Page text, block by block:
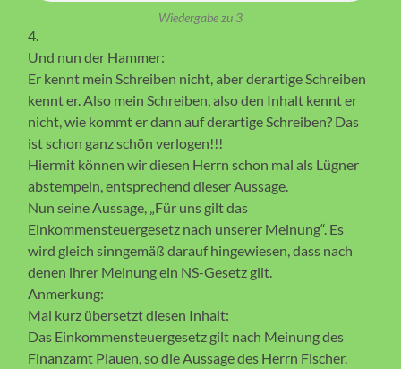
Wiedergabe zu 3
4.
Und nun der Hammer:
Er kennt mein Schreiben nicht, aber derartige Schreiben
kennt er. Also mein Schreiben, also den Inhalt kennt er
nicht, wie kommt er dann auf derartige Schreiben? Das
ist schon ganz schön verlogen!!!
Hiermit können wir diesen Herrn schon mal als Lügner
abstempeln, entsprechend dieser Aussage.
Nun seine Aussage, „Für uns gilt das
Einkommensteuergesetz nach unserer Meinung“. Es
wird gleich sinngemäß darauf hingewiesen, dass nach
denen ihrer Meinung ein NS-Gesetz gilt.
Anmerkung:
Mal kurz übersetzt diesen Inhalt:
Das Einkommensteuergesetz gilt nach Meinung des
Finanzamt Plauen, so die Aussage des Herrn Fischer.